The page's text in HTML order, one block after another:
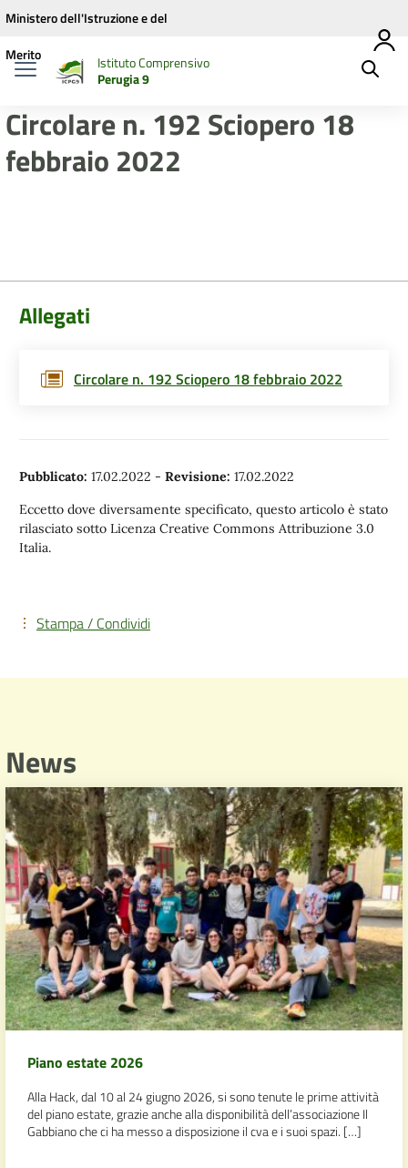
Vai ai contenuti
Vai al menu di navigazione
Vai al footer
Ministero dell'Istruzione e del
Merito
Istituto Comprensivo
Perugia 9
Circolare n. 192 Sciopero 18
febbraio 2022
Allegati
Circolare n. 192 Sciopero 18 febbraio 2022
Pubblicato: 17.02.2022 - Revisione: 17.02.2022
Eccetto dove diversamente specificato, questo articolo è stato
rilasciato sotto Licenza Creative Commons Attribuzione 3.0
Italia.
Stampa / Condividi
News
Piano estate 2026
Alla Hack, dal 10 al 24 giugno 2026, si sono tenute le prime attività
del piano estate, grazie anche alla disponibilità dell’associazione Il
Gabbiano che ci ha messo a disposizione il cva e i suoi spazi. […]